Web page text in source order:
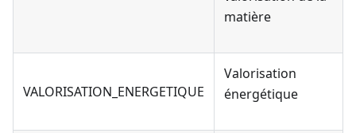
matière
VALORISATION_ENERGETIQUE
Valorisation
énergétique